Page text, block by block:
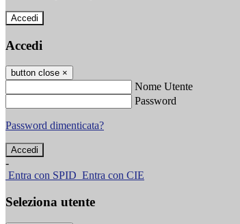
Accedi
Accedi
button close ×
Nome Utente
Password
Password dimenticata?
-
Entra con SPID Entra con CIE
Seleziona utente